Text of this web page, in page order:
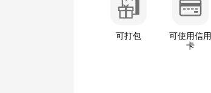
可打包
可使用信用
卡